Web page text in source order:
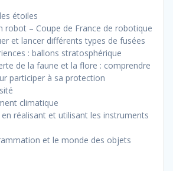
étoiles
robot – Coupe de France de robotique
et lancer différents types de fusées
: ballons stratosphérique
de la faune et la flore : comprendre
participer à sa protection
climatique
en réalisant et utilisant les instruments
et le monde des objets